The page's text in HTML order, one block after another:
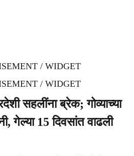
/ WIDGET
/ WIDGET
सहलींना ब्रेक; गोव्याच्या
गेल्‍या 15 दिवसांत वाढली